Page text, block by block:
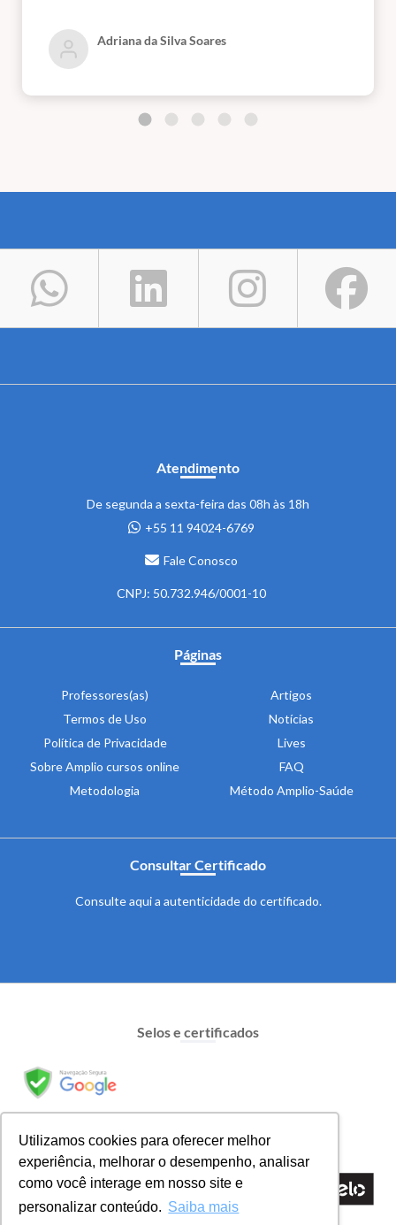
Utilizamos cookies para oferecer melhor
experiência, melhorar o desempenho, analisar
como você interage em nosso site e
personalizar conteúdo. Saiba mais
Adriana da Silva Soares
Atendimento
De segunda a sexta-feira das 08h às 18h
+55 11 94024-6769
Fale Conosco
CNPJ: 50.732.946/0001-10
Páginas
Professores(as)
Termos de Uso
Política de Privacidade
Sobre Amplio cursos online
Metodologia
Artigos
Notícias
Lives
FAQ
Método Amplio-Saúde
Consultar Certificado
Consulte aqui a autenticidade do certificado.
Selos e certificados
Formas de pagamento